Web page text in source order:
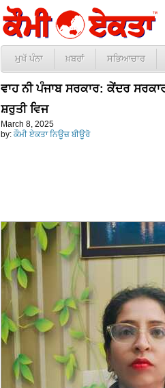
ਮੁਖੱ ਪੰਨਾ ਖ਼ਬਰਾਂ ਸਭਿਆਚਾਰ
ਵਾਹ ਨੀ ਪੰਜਾਬ ਸਰਕਾਰ: ਕੇਂਦਰ
ਸ਼ਰੁਤੀ ਵਿਜ
March 8, 2025
by: ਕੌਮੀ ਏਕਤਾ ਨਿਊਜ਼ ਬੀਊਰੋ